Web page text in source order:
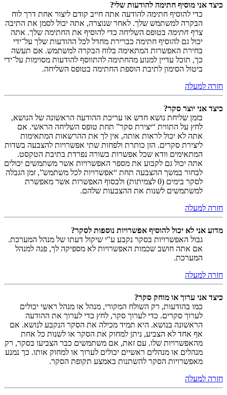
כיצד אני מוסיף חתימה להודעות שלי?
כדי להוסיף חתימה להודעה אתה חייב קודם ליצור אחת דרך לוח
הבקרה למשתמש שלך. לאחר שנוצרה, אתה יכול לסמן את התיבה
צרף חתימה בטופס השליחה כדי להוסיף את החתימה שלך. אתה
יכול גם להוסיף חתימה כברירת מחדל לכל ההודעות שלך על־ידי
בחירת האפשרות המתאימה בלוח הבקרה למשתמש. אם תעשה
כך, תוכל עדיין למנוע מהחתימה להתווסף להודעות מסוימות על־ידי
ביטול הסימון לתיבת הוספת החתימה בטופס השליחה.
חזרה למעלה
כיצד אני יוצר סקר?
בזמן שליחת נושא חדש או עריכת ההודעה הראשונה של הנושא,
לחץ על התווית “יצירת סקר” תחת טופס השליחה הראשי. אם
אתה לא יכול לראות אותה, אין לך את ההרשאות המתאימות
ליצירת סקרים. הזן כותרת ולפחות שתי אפשרויות להצבעה בשדות
המתאימים וודא שכל אפשרות בשורה נפרדת בתיבת הטקסט.
אתה יכול גם לקבוע את מספר האפשרויות אשר משתמשים יכולים
לבחור במשך ההצבעה תחת “אפשרויות לכל משתמש”, זמן הגבלה
לסקר בימים (0 לצמיתות) ולבסוף האפשרות אשר מאפשרת
למשתמשים לשנות את ההצבעות שלהם.
חזרה למעלה
מדוע אני לא יכול להוסיף אפשרויות נוספות לסקר?
גבול האפשרויות בסקר נקבע ע"י שיקול דעתו של מנהל המערכת.
אם אתה חושב שכמות האפשרויות לא מספיקה לך, פנה למנהל
המערכת.
חזרה למעלה
כיצד אני ערוך או מוחק סקר?
כמו בהודעות, רק השולח המקורי, מנהל או מנהל ראשי יכולים
לערוך סקרים. כדי לערוך סקר, לחץ כדי לערוך את ההודעה
הראשונה בנושא. היא תמיד מכילה את הסקר הנקבע לנושא. אם
אף אחד לא הצביע, ניתן למחוק את הסקר או לשנות כל אחת
מהאפשרויות שלו. עם זאת, אם משתמשים כבר הצביעו בסקר, רק
מנהלים או מנהלים ראשיים יכולים לערוך או למחוק אותו. כך נמנע
מאפשרויות הסקר להשתנות באמצע תקופת הסקר.
חזרה למעלה